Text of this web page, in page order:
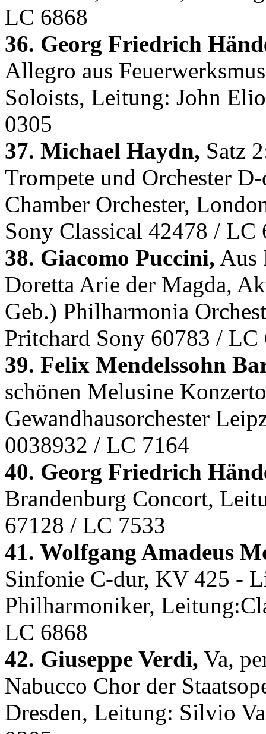
LC 6868
36. Georg Friedrich
Allegro aus
Soloists, Leitung: John
0305
37. Michael Haydn, Satz
Trompete und Orchester
Chamber Orchester,
Sony Classical 42478 / LC
38. Giacomo Puccini, Aus
Doretta Arie der Magda,
Geb.) Philharmonia
Pritchard Sony 60783 / LC
39. Felix Mendelssohn
schönen Melusine
Gewandhausorchester
0038932 / LC 7164
40. Georg Friedrich
Brandenburg Concort,
67128 / LC 7533
41. Wolfgang Amadeus
Sinfonie C-dur, KV 425 -
Philharmoniker,
LC 6868
42. Giuseppe Verdi, Va,
Nabucco Chor der
Dresden, Leitung: Silvio